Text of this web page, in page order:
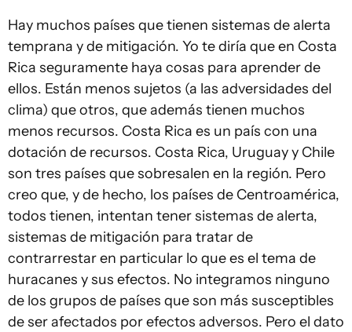
Hay muchos países que tienen sistemas de alerta
temprana y de mitigación. Yo te diría que en Costa
Rica seguramente haya cosas para aprender de
ellos. Están menos sujetos (a las adversidades del
clima) que otros, que además tienen muchos
menos recursos. Costa Rica es un país con una
dotación de recursos. Costa Rica, Uruguay y Chile
son tres países que sobresalen en la región. Pero
creo que, y de hecho, los países de Centroamérica,
todos tienen, intentan tener sistemas de alerta,
sistemas de mitigación para tratar de
contrarrestar en particular lo que es el tema de
huracanes y sus efectos. No integramos ninguno
de los grupos de países que son más susceptibles
de ser afectados por efectos adversos. Pero el dato